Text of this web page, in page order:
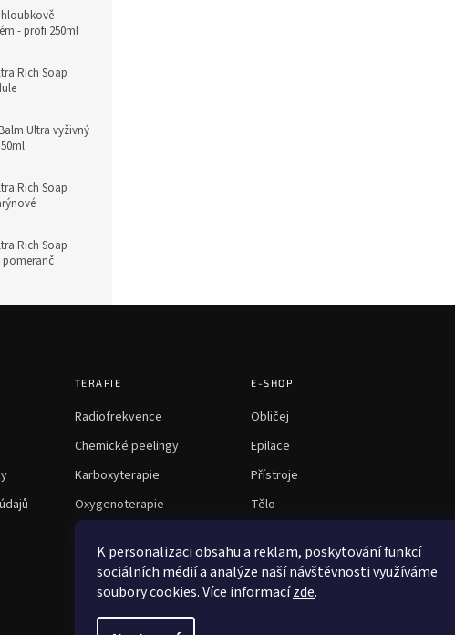
K personalizaci obsahu a reklam, poskytování funkcí
sociálních médií a analýze naší návštěvnosti využíváme
soubory cookies. Více informacízde.
hloubkově
- profi 250ml
Rich Soap
Ultra vyživný
Rich Soap
Rich Soap
TERAPIE
Radiofrekvence
Chemické peelingy
Karboxyterapie
Oxygenoterapie
E-SHOP
Obličej
Epilace
Přístroje
Tělo
Mezoterapie